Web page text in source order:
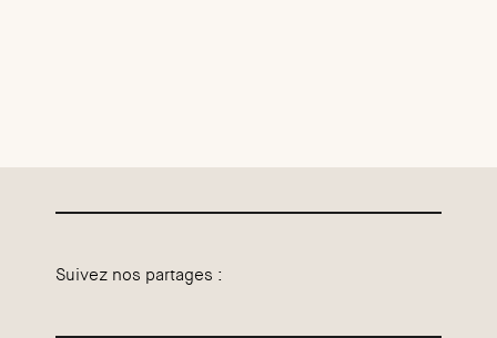
Suivez nos partages :